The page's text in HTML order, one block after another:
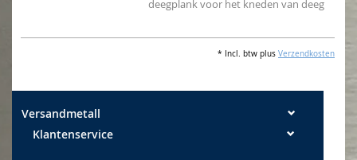
deegplank voor het kneden van deeg
* Incl. btw plus Verzendkosten
Versandmetall
Klantenservice